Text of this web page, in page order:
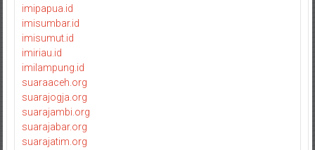
imipapua.id
imisumbar.id
imisumut.id
imiriau.id
imilampung.id
suaraaceh.org
suarajogja.org
suarajambi.org
suarajabar.org
suarajatim.org